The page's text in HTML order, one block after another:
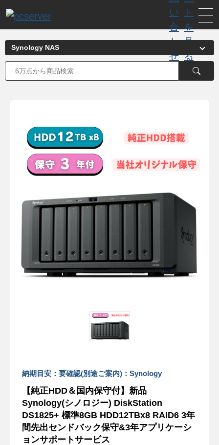
納期目安：要確認(別途ご案内)：Synology
【純正HDD＆国内保守付】新品
Synology(シノロジー) DiskStation
DS1825+ 標準8GB HDD12TBx8 RAID6 3年
間先出センドバック保守&3年アプリケーシ
ョンサポートサービス